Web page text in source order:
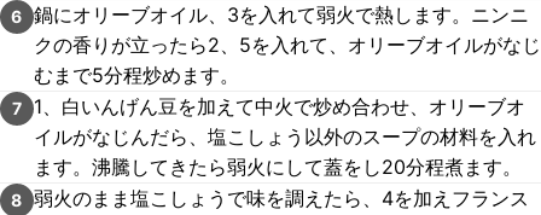
6 鍋にオリーブオイル、3を入れて弱火で熱します。ニンニ
クの香りが立ったら2、5を入れて、オリーブオイルがなじ
むまで5分程炒めます。
7
1、白いんげん豆を加えて中火で炒め合わせ、オリーブオ
イルがなじんだら、塩こしょう以外のスープの材料を入れ
ます。沸騰してきたら弱火にして蓋をし20分程煮ます。
8 弱火のまま塩こしょうで味を調えたら、4を加えフランス